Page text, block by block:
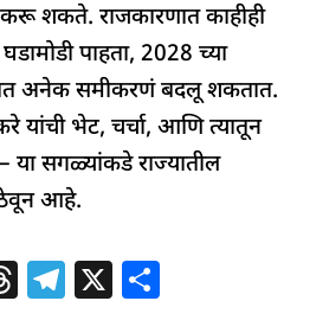
शकते. राजकारणात काहीही
पाहता, 2028 च्या
अनेक समीकरणं बदलू शकतात.
यांची भेट, चर्चा, आणि त्यातून
या सगळ्यांकडे राज्यातील
ठेवून आहे.
T T X